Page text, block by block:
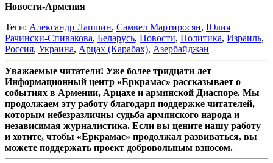
Новости-Армения
Теги: Александр Лапшин, Самвел Мартиросян, Юлия
Рачински-Спивакова, Беларусь, Новости, Политика, Израиль,
Россия, Украина, Арцах (Карабах), Азербайджан
Уважаемые читатели! Уже более тридцати лет
Информационный центр «Еркрамас» рассказывает о
событиях в Армении, Арцахе и армянской Диаспоре. Мы
продолжаем эту работу благодаря поддержке читателей,
которым небезразличны судьба армянского народа и
независимая журналистика. Если вы цените нашу работу
и хотите, чтобы «Еркрамас» продолжал развиваться, вы
можете поддержать проект добровольным взносом.